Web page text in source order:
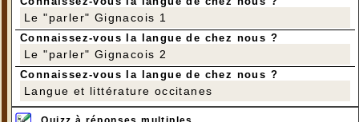
Le "parler" Gignacois 1
Connaissez-vous la langue de chez nous ?
Le "parler" Gignacois 2
Connaissez-vous la langue de chez nous ?
Langue et littérature occitanes